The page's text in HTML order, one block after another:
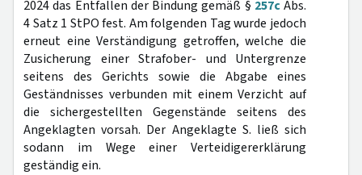
2024 das Entfallen der Bindung gemäß § 257cAbs.
4 Satz 1 StPO fest. Am folgenden Tag wurde jedoch
erneut eine Verständigung getroffen, welche die
Zusicherung einer Strafober- und Untergrenze
seitens des Gerichts sowie die Abgabe eines
Geständnisses verbunden mit einem Verzicht auf
die sichergestellten Gegenstände seitens des
Angeklagten vorsah. Der Angeklagte S. ließ sich
sodann im Wege einer Verteidigererklärung
geständig ein.